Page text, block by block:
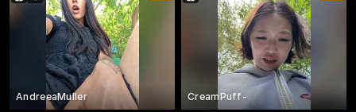
AndreeaMuller CreamPuff-